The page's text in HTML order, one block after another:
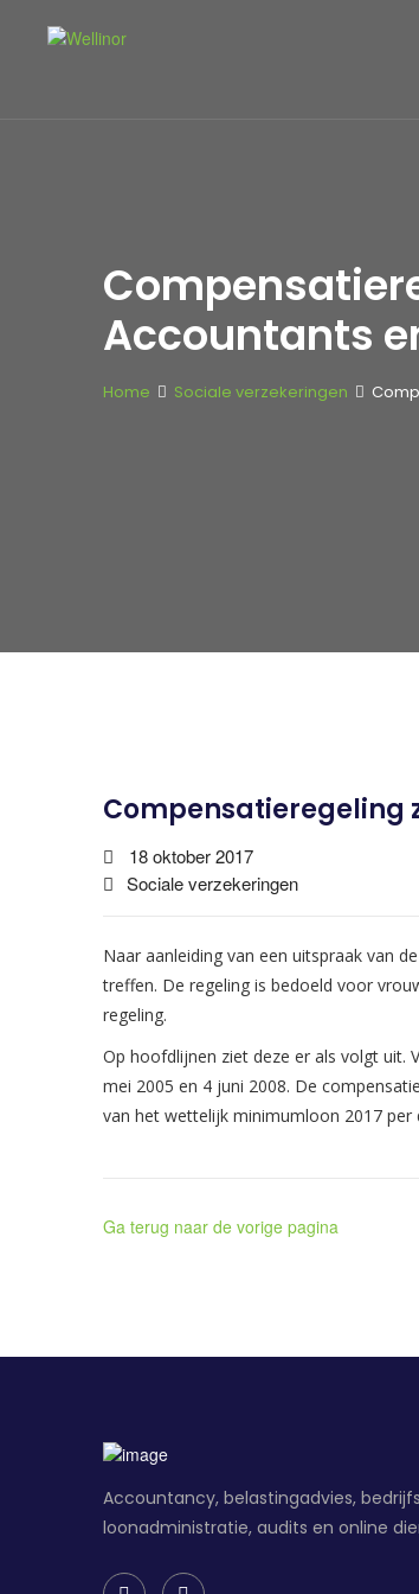
Accountants
Home Sociale verzekeringen
Compensatieregeling
18 oktober 2017
Sociale verzekeringen
Naar aanleiding van een uitspraak van
treffen. De regeling is bedoeld voor
regeling.
Op hoofdlijnen ziet deze er als volgt uit.
mei 2005 en 4 juni 2008. De
van het wettelijk minimumloon 2017 per
Ga terug naar de vorige pagina
Accountancy, belastingadvies,
loonadministratie, audits en online